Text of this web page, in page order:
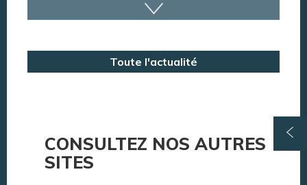
Annuaire des services
Annuaire des associations
Toute l'actualité
CONSULTEZ NOS AUTRES
SITES